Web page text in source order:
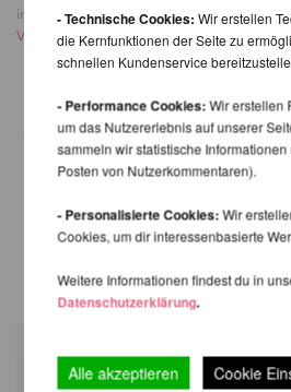
inkl. 22 % MwSt. zzgl.
Versandkosten
ab
inkl.
WEITERE
DERSELBEN
- Technische Cookies: Wir erstellen
die Kernfunktionen der Seite zu
schnellen Kundenservice
- Performance Cookies:Wir erstellen
um das Nutzererlebnis auf unserer
sammeln wir statistische
Posten von Nutzerkommentaren).
- Personalisierte Cookies:Wir
Cookies, um dir interessenbasierte
Weitere Informationen findest du in
Datenschutzerklärung.
Alle akzeptieren Cookie